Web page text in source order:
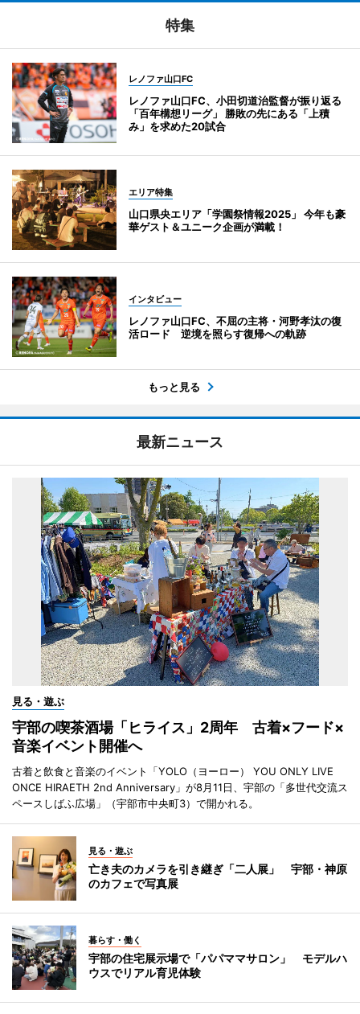
特集
レノファ山口FC
レノファ山口FC、小田切道治監督が振り返る
「百年構想リーグ」 勝敗の先にある「上積
み」を求めた20試合
エリア特集
山口県央エリア「学園祭情報2025」 今年も豪
華ゲスト＆ユニーク企画が満載！
インタビュー
レノファ山口FC、不屈の主将・河野孝汰の復
活ロード 逆境を照らす復帰への軌跡
もっと見る
最新ニュース
見る・遊ぶ
宇部の喫茶酒場「ヒライス」2周年 古着×フード×
音楽イベント開催へ
古着と飲食と音楽のイベント「YOLO（ヨーロー） YOU ONLY LIVE
ONCE HIRAETH 2nd Anniversary」が8月11日、宇部の「多世代交流ス
ペースしばふ広場」（宇部市中央町3）で開かれる。
見る・遊ぶ
亡き夫のカメラを引き継ぎ「二人展」 宇部・神原
のカフェで写真展
暮らす・働く
宇部の住宅展示場で「パパママサロン」 モデルハ
ウスでリアル育児体験